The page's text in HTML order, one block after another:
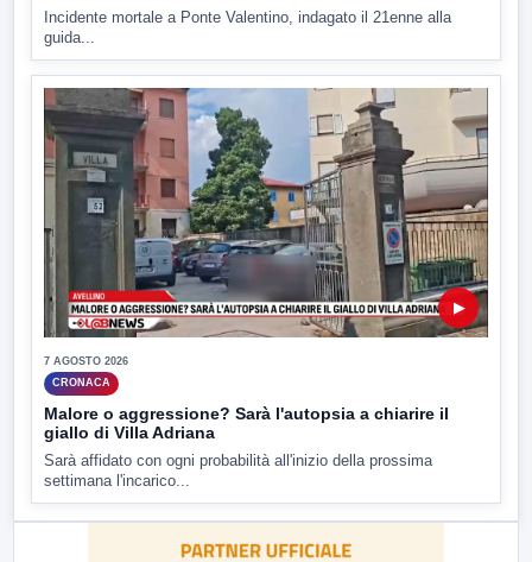
Incidente mortale a Ponte Valentino, indagato il 21enne alla
guida...
▶
7 AGOSTO 2026
CRONACA
Malore o aggressione? Sarà l'autopsia a chiarire il
giallo di Villa Adriana
Sarà affidato con ogni probabilità all'inizio della prossima
settimana l'incarico...